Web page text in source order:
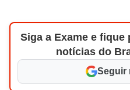
Siga a Exame e
notícias do
Seguir